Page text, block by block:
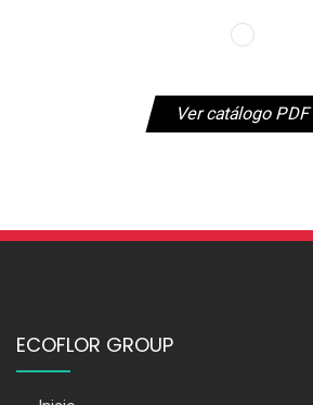
Ver catálogo PDF
ECOFLOR GROUP